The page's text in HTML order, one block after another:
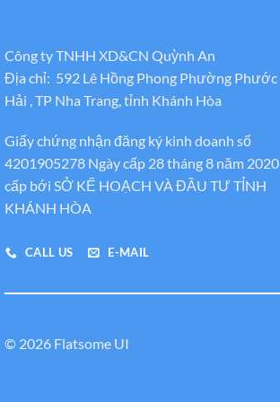
Công ty TNHH XD&CN Quỳnh An
Địa chỉ: 592 Lê Hồng Phong Phường Phước
Hải , TP Nha Trang, tỉnh Khánh Hòa
Giấy chứng nhận đăng ký kinh doanh số
4201905278 Ngày cấp 28 tháng 8 năm 2020
cấp bới SỞ KẾ HOẠCH VÀ ĐẦU TƯ TỈNH
KHÁNH HÒA
CALL US E-MAIL
© 2026 Flatsome UI